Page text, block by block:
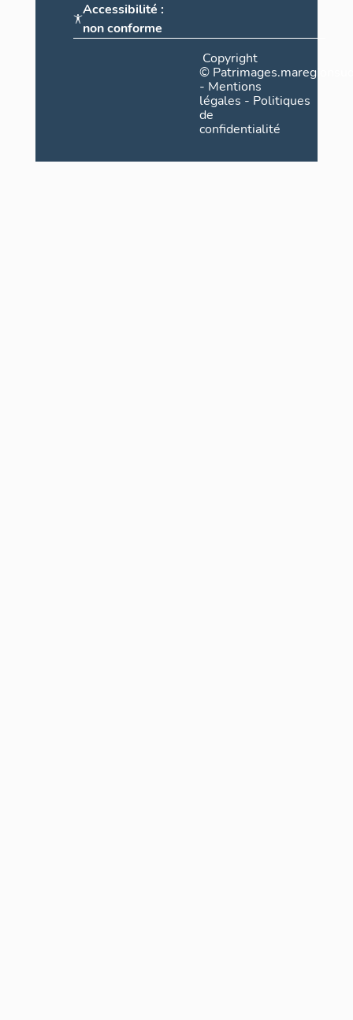
Accessibilité :
non conforme
Copyright
©
- Mentions
légales - Politiques
de
confidentialité